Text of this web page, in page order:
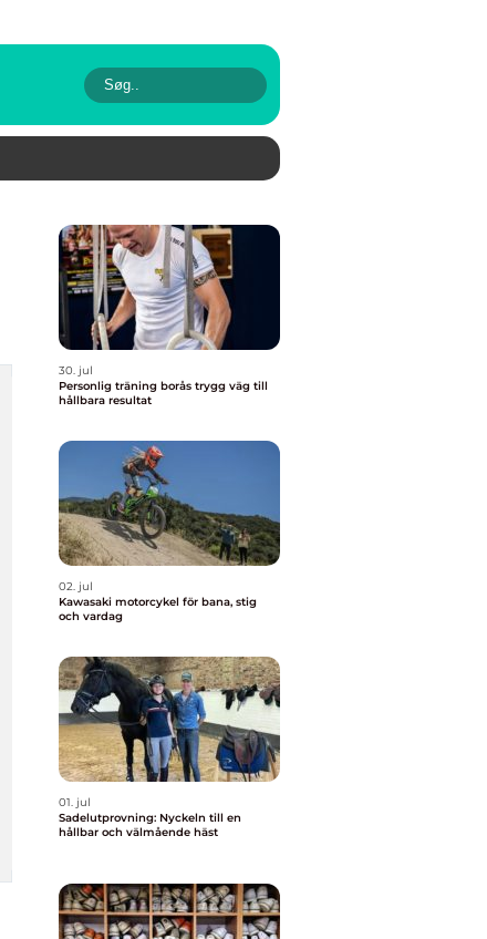
30. jul
Personlig träning borås trygg väg till
hållbara resultat
02. jul
Kawasaki motorcykel för bana, stig
och vardag
01. jul
Sadelutprovning: Nyckeln till en
hållbar och välmående häst